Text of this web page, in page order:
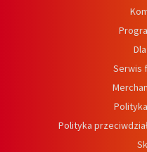
Serwis
Polityka